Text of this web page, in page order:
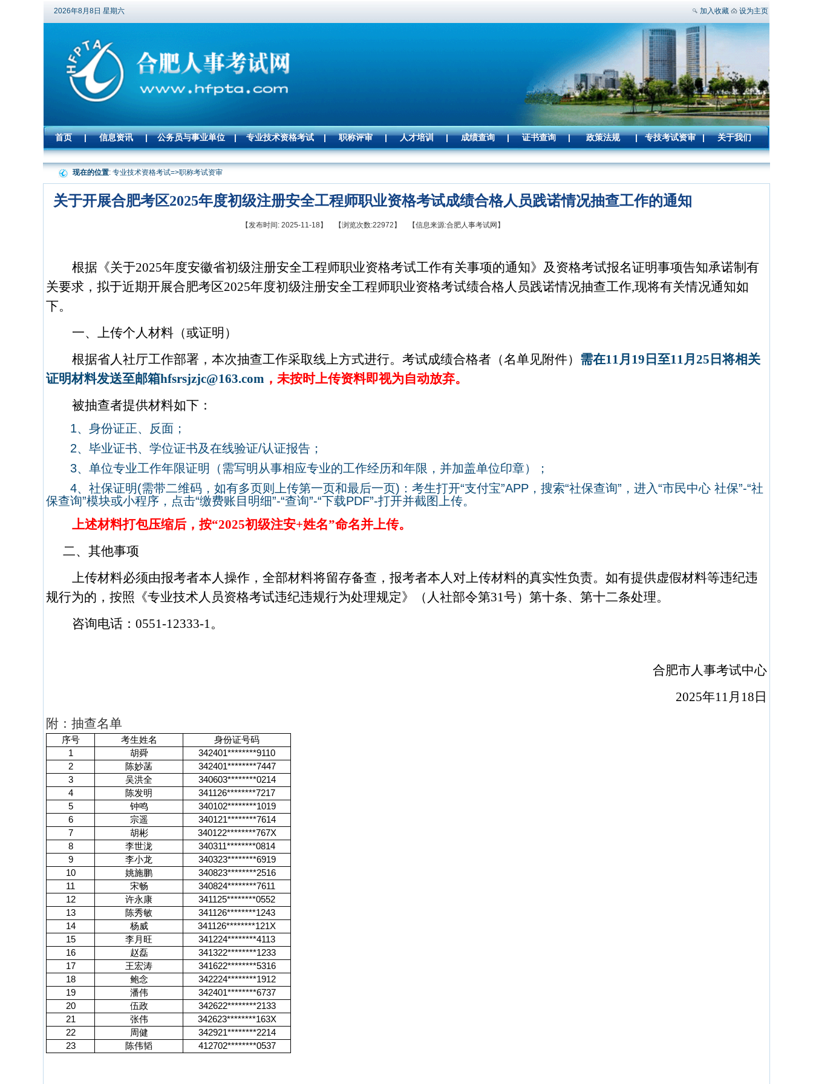
2026年8月8日 星期六 加入收藏 设为主页
首页 | 信息资讯 | 公务员与事业单位 | 专业技术资格考试 | 职称评审 | 人才培训 | 成绩查询 | 证书查询 | 政策法规 | 专技考试资审 | 关于我们
现在的位置: 专业技术资格考试=>职称考试资审
关于开展合肥考区2025年度初级注册安全工程师职业资格考试成绩合格人员践诺情况抽查工作的通知
【发布时间: 2025-11-18】 【浏览次数:22972】 【信息来源:合肥人事考试网】
根据《关于2025年度安徽省初级注册安全工程师职业资格考试工作有关事项的通知》及资格考试报名证明事项告知承诺制有
关要求，拟于近期开展合肥考区2025年度初级注册安全工程师职业资格考试绩合格人员践诺情况抽查工作,现将有关情况通知如
下。
一、上传个人材料（或证明）
根据省人社厅工作部署，本次抽查工作采取线上方式进行。考试成绩合格者（名单见附件） 需在11月19 日至11月25 日将相关
证明材料发送至邮箱hfsrsjzjc@163.com ，未按时上传资料即视为自动放弃。
被抽查者提供材料如下：
1、身份证正、反面；
2、毕业证书、学位证书及在线验证/认证报告；
3、单位专业工作年限证明（需写明从事相应专业的工作经历和年限，并加盖单位印章）；
4、社保证明(需带二维码，如有多页则上传第一页和最后一页) ：考生打开“支付宝”APP ，搜索“社保查询” ，进入“市民中心 社保”-“社
保查询”模块或小程序，点击“缴费账目明细”-“查询”-“下载PDF”-打开并截图上传。
上述材料打包压缩后，按“2025初级注安+姓名”命名并上传。
二、其他事项
上传材料必须由报考者本人操作，全部材料将留存备查，报考者本人对上传材料的真实性负责。如有提供虚假材料等违纪违
规行为的，按照《专业技术人员资格考试违纪违规行为处理规定》（人社部令第31号）第十条、第十二条处理。
咨询电话： 0551-12333-1。
合肥市人事考试中心
2025年11月 18 日
附：抽查名单
序号 考生姓名
身份证号码
1
胡舜
342401********9110
2
陈妙菡
342401********7447
3
吴洪全
340603********0214
4
陈发明
341126********7217
5
钟鸣
340102********1019
6
宗遥
340121********7614
7
胡彬
340122********767X
8
李世泷
340311********0814
9
李小龙
340323********6919
10
姚施鹏
340823********2516
11
宋畅
340824********7611
12
许永康
341125********0552
13
陈秀敏
341126********1243
14
杨威
341126********121X
15
李月旺
341224********4113
16
赵磊
341322********1233
17
王宏涛
341622********5316
18
鲍念
342224********1912
19
潘伟
342401********6737
20
伍政
342622********2133
21
张伟
342623********163X
22
周健
342921********2214
23
陈伟韬 412702********0537